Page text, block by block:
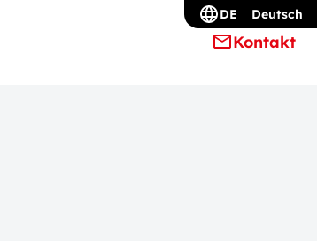
Kontakt
DE Deutsch